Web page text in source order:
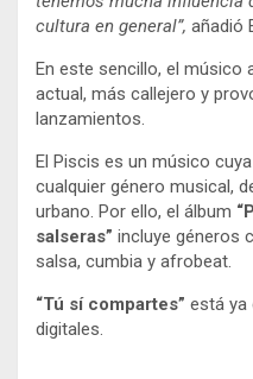
cultura en general”, añadió
En este sencillo, el músico
actual, más callejero y
lanzamientos.
El Piscis es un músico
cualquier género musical,
urbano. Por ello, el álbum
salseras” incluye géneros
salsa, cumbia y afrobeat.
“Tú sí compartes” está ya
digitales.